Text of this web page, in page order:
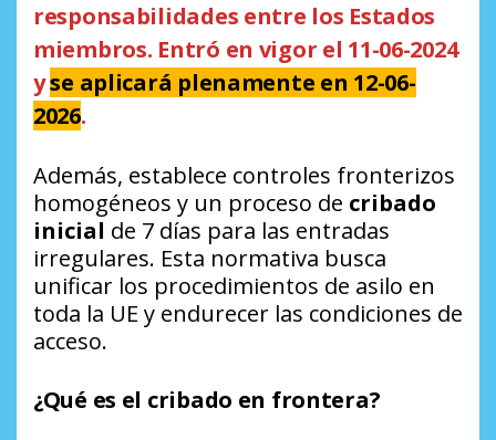
responsabilidades entre los Estados
miembros. Entró en vigor el 11-06-2024
yse aplicará plenamente en 12-06-
2026.
Además, establece controles fronterizos
homogéneos y un proceso de cribado
inicial de 7 días para las entradas
irregulares. Esta normativa busca
unificar los procedimientos de asilo en
toda la UE y endurecer las condiciones de
acceso.
¿Qué es el cribado en frontera?